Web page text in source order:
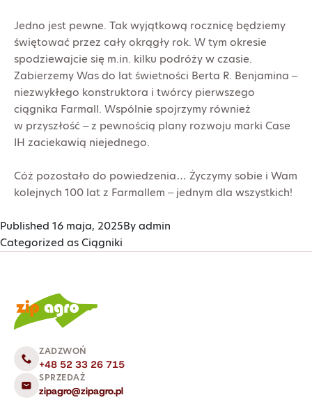
Jedno jest pewne. Tak wyjątkową rocznicę będziemy
świętować przez cały okrągły rok. W tym okresie
spodziewajcie się m.in. kilku podróży w czasie.
Zabierzemy Was do lat świetności Berta R. Benjamina –
niezwykłego konstruktora i twórcy pierwszego
ciągnika Farmall. Wspólnie spojrzymy również
w przyszłość – z pewnością plany rozwoju marki Case
IH zaciekawią niejednego.
Cóż pozostało do powiedzenia… Życzymy sobie i Wam
kolejnych 100 lat z Farmallem – jednym dla wszystkich!
Published 16 maja, 2025Byadmin
Categorized asCiągniki
ZADZWOŃ
+48 52 33 26 715
SPRZEDAŻ
zipagro@zipagro.pl